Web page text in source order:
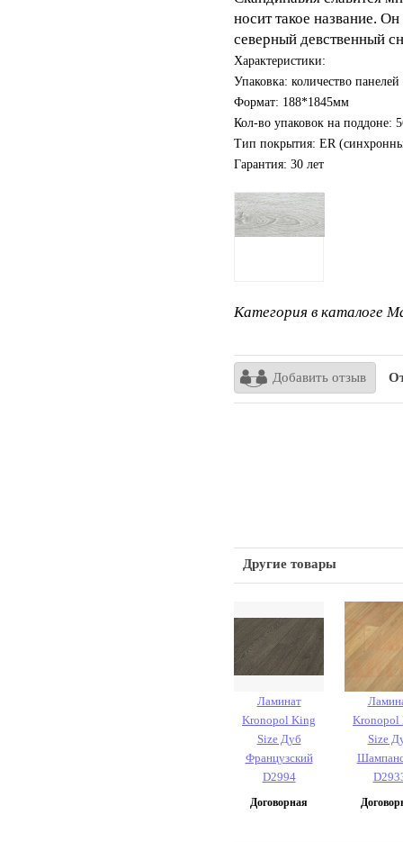
носит такое название.
северный девственный
Характеристики:
Упаковка: количество
Формат: 188*1845мм
Кол-во упаковок на поддоне:
Тип покрытия: ER
Гарантия: 30 лет
Категория в каталоге
Добавить отзыв
Другие товары
Ламинат
Kronopol King
Size Дуб
Французский
D2994
Договорная
Kronopol
Size